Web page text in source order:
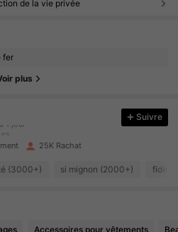
de la vie privée
fer
plus
1 jour
Suivre
25K Rachat
(3000+) si mignon (2000+) fidèle
Accessoires pour vêtements